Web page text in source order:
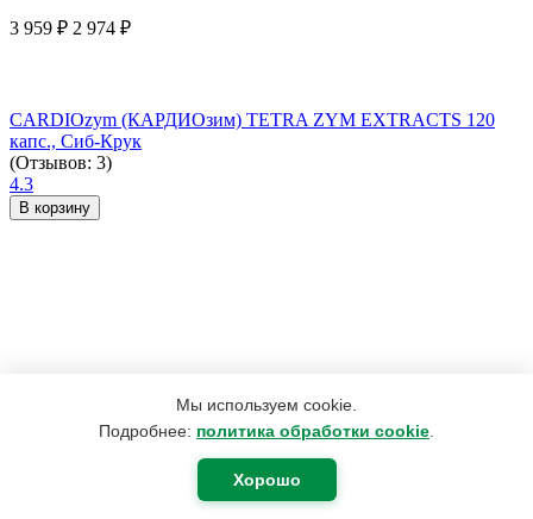
Мы используем cookie.
Подробнее: политика обработки cookie
Хорошо
3 959 ₽ 2 974 ₽
CARDIOzym (КАРДИОзим) TETRA ZYM EXTRACTS 120
капс., Сиб-Крук
(Отзывов: 3)
4.3
В корзину